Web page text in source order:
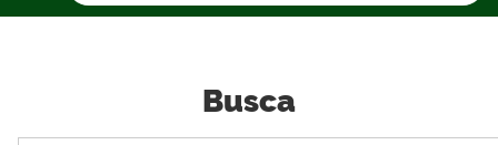
Busca